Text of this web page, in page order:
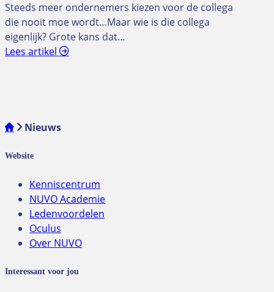
Steeds meer ondernemers kiezen voor de collega
die nooit moe wordt…Maar wie is die collega
eigenlijk? Grote kans dat…
Lees artikel
Nieuws
Website
Kenniscentrum
NUVO Academie
Ledenvoordelen
Oculus
Over NUVO
Interessant voor jou